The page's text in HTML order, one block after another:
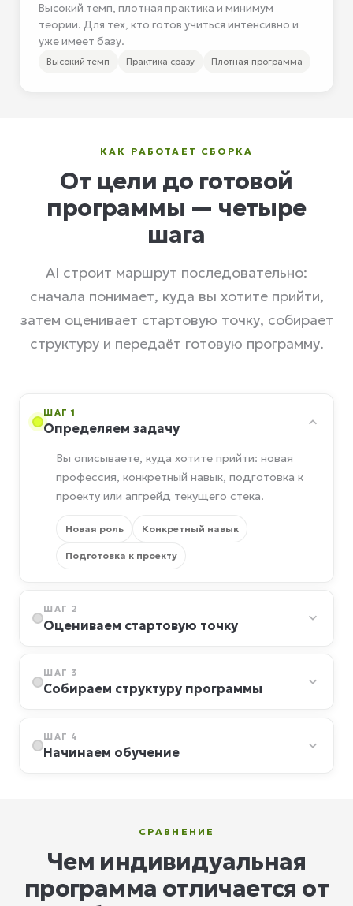
Высокий темп, плотная практика и минимум
теории. Для тех, кто готов учиться интенсивно и
уже имеет базу.
Высокий темп Практика сразу Плотная программа
КАК РАБОТАЕТ СБОРКА
От цели до готовой
программы — четыре
шага
AI строит маршрут последовательно:
сначала понимает, куда вы хотите прийти,
затем оценивает стартовую точку, собирает
структуру и передаёт готовую программу.
ШАГ 1
Определяем задачу
Вы описываете, куда хотите прийти: новая
профессия, конкретный навык, подготовка к
проекту или апгрейд текущего стека.
Новая роль Конкретный навык
Подготовка к проекту
ШАГ 2
Оцениваем стартовую точку
ШАГ 3
Собираем структуру программы
ШАГ 4
Начинаем обучение
СРАВНЕНИЕ
Чем индивидуальная
программа отличается от